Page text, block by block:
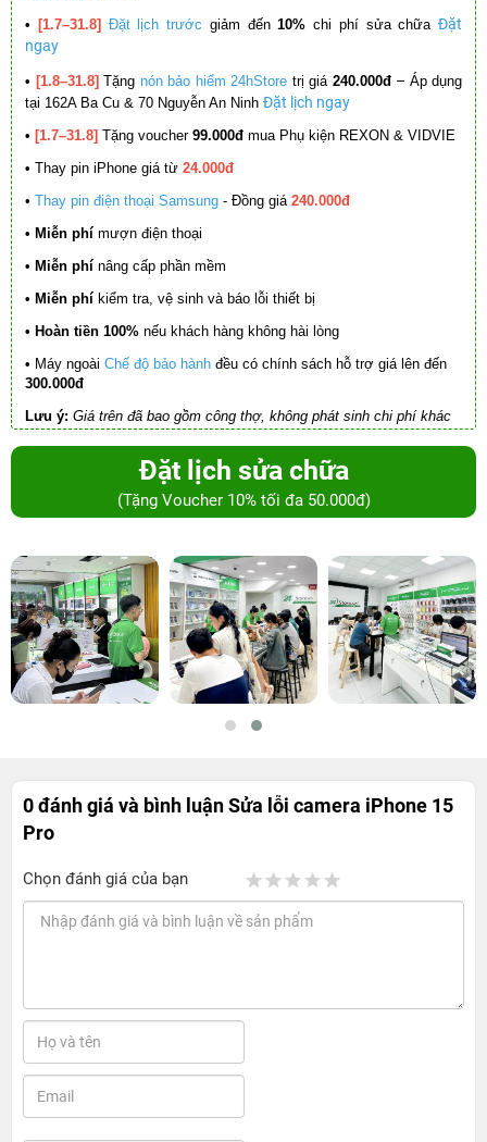
• [1.7–31.8] Đặt lịch trước giảm đến10% chi phí sửa chữa Đặt
ngay
• [1.8–31.8] Tặng nón bảo hiểm 24hStore trị giá 240.000đ – Áp dụng
tại 162A Ba Cu & 70 Nguyễn An Ninh Đặt lịch ngay
• [1.7–31.8] Tặng voucher 99.000đ mua Phụ kiện REXON & VIDVIE
• Thay pin iPhone giá từ 24.000đ
• Thay pin điện thoại Samsung - Đồng giá 240.000đ
• Miễn phí mượn điện thoại
• Miễn phí nâng cấp phần mềm
• Miễn phí kiểm tra, vệ sinh và báo lỗi thiết bị
• Hoàn tiền 100% nếu khách hàng không hài lòng
• Máy ngoài Chế độ bảo hành đều có chính sách hỗ trợ giá lên đến
300.000đ
Lưu ý: Giá trên đã bao gồm công thợ, không phát sinh chi phí khác
Đặt lịch sửa chữa
(Tặng Voucher 10% tối đa 50.000đ)
0 đánh giá và bình luậnSửa lỗi camera iPhone 15
Pro
Chọn đánh giá của bạn